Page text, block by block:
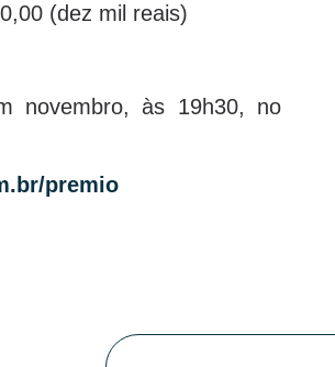
(dez mil reais)
novembro, às 19h30, no
premio